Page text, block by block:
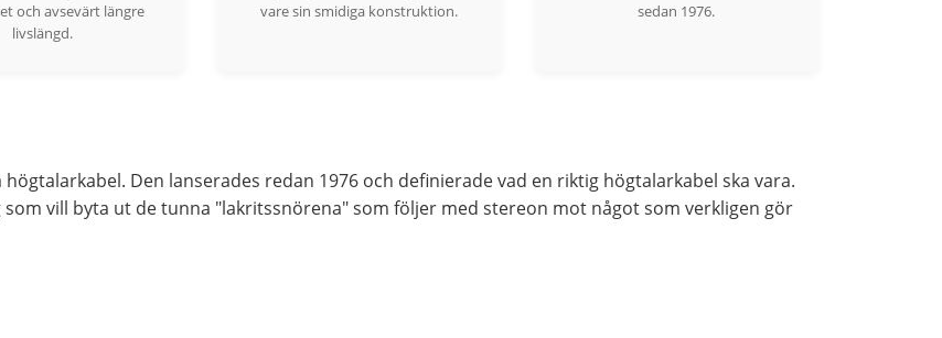
och avsevärt längre
livslängd.
vare sin smidiga konstruktion.
sedan 1976.
Den lanserades redan 1976 och definierade vad en riktig högtalarkabel ska vara.
vill byta ut de tunna "lakritssnörena" som följer med stereon mot något som verkligen gör